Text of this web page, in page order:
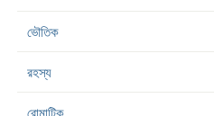
ভৌতিক
রহস্য
রোমান্টিক